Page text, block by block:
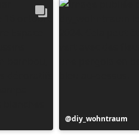
Publication
publiée
diy_wohntraum